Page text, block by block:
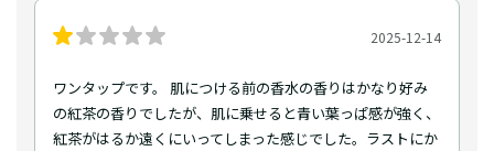
2025-12-14
ワンタップです。 肌につける前の香水の香りはかなり好み
の紅茶の香りでしたが、肌に乗せると青い葉っぱ感が強く、
紅茶がはるか遠くにいってしまった感じでした。ラストにか